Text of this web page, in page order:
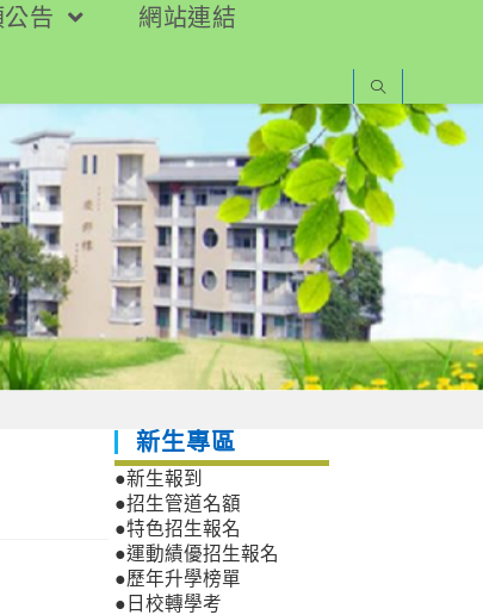
告
網站連結
新生專區
●新生報到
●招生管道名額
●特色招生報名
●運動績優招生報名
●歷年升學榜單
●日校轉學考